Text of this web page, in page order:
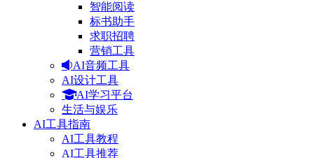
智能阅读
标书助手
求职招聘
营销工具
AI音频工具
AI设计工具
AI学习平台
生活与娱乐
AI工具指南
AI工具教程
AI工具推荐